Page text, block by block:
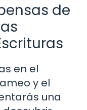
de
en el
y el
una